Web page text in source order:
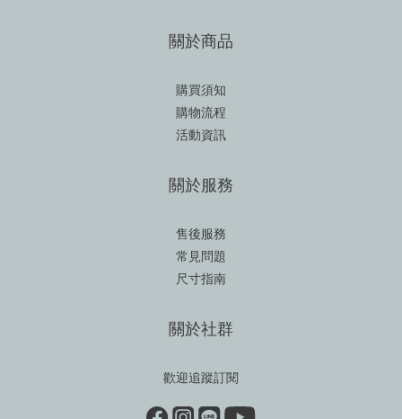
關於商品
購買須知
購物流程
活動資訊
關於服務
售後服務
常見問題
尺寸指南
關於社群
歡迎追蹤訂閱